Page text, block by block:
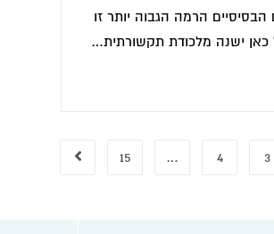
הרמה הגבוה יותר זו
ישנה מלכודת תקשורתית…
3
4
…
15